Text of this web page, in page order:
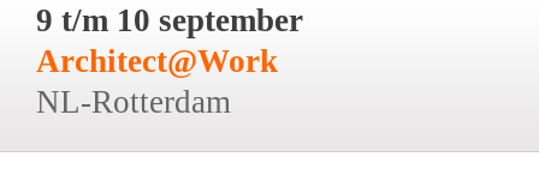
9 t/m 10 september
Architect@Work
NL-Rotterdam